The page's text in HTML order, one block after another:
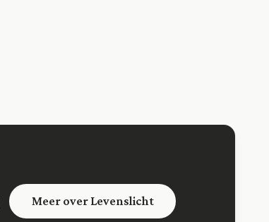
Meer over Levenslicht